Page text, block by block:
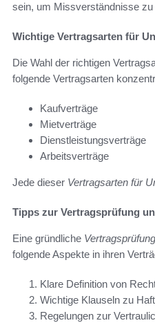
sein, um Missverständnisse zu
Wichtige Vertragsarten für
Die Wahl der richtigen
folgende Vertragsarten
Kaufverträge
Mietverträge
Dienstleistungsverträge
Arbeitsverträge
Jede dieser Vertragsarten für
Tipps zur Vertragsprüfung
Eine gründliche Vertragsprüfung
folgende Aspekte in ihren
Klare Definition von
Wichtige Klauseln zu
Regelungen zur